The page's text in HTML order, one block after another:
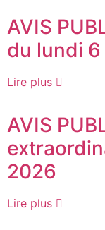
AVIS
du lundi
Lire plus
AVIS
2026
Lire plus